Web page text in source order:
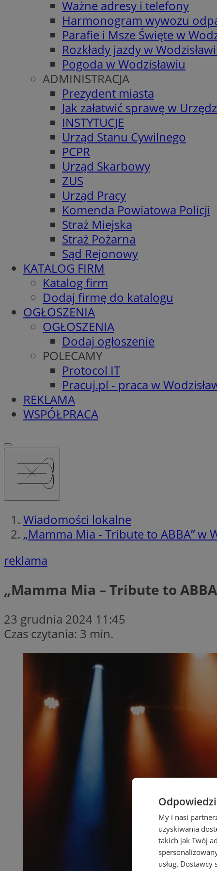
Ważne adresy i telefony
Harmonogram wywozu
Parafie i Msze Święte w
Rozkłady jazdy w
Pogoda w Wodzisławiu
ADMINISTRACJA
Prezydent miasta
Jak załatwić sprawę w
INSTYTUCJE
Urząd Stanu Cywilnego
PCPR
Urząd Skarbowy
ZUS
Urząd Pracy
Komenda Powiatowa Policji
Straż Miejska
Straż Pożarna
Sąd Rejonowy
KATALOG FIRM
Katalog firm
Dodaj firmę do katalogu
OGŁOSZENIA
OGŁOSZENIA
Dodaj ogłoszenie
POLECAMY
Protocol IT
Pracuj.pl - praca w
REKLAMA
WSPÓŁPRACA
Wiadomości lokalne
„Mamma Mia - Tribute to ABBA”
reklama
„Mamma Mia – Tribute to
23 grudnia 2024 11:45
Czas czytania: 3 min.
My i nasi
uzyskiwania
takich jak Twój
usług. Dostawcy